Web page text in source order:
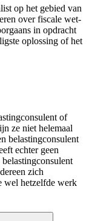
op het gebied van
over fiscale wet-
in opdracht
oplossing of het
of
ze niet helemaal
belastingconsulent
echter geen
zich
wel hetzelfde werk